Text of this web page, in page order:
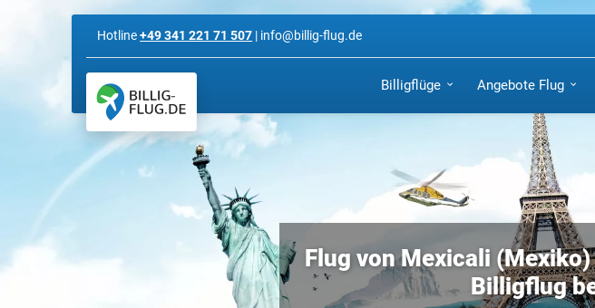
Hotline+49 341 221 71 507 | info@billig-flug.de
Billigflüge Angebote Flug
Flug von Mexicali
Billigflug